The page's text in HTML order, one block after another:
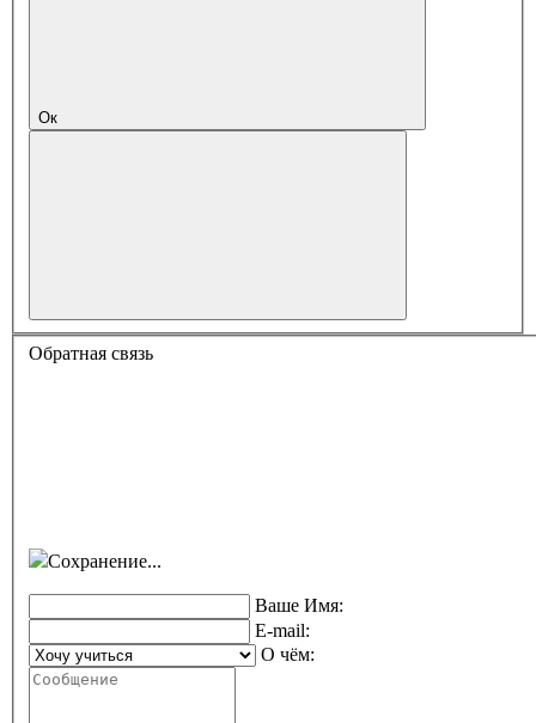
Ок
Обратная связь
Сохранение...
Ваше Имя:
E-mail:
О чём: